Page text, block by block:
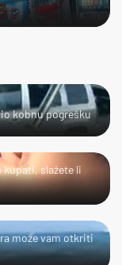
kobnu pogrešku
kupati, slažete li
može vam otkriti